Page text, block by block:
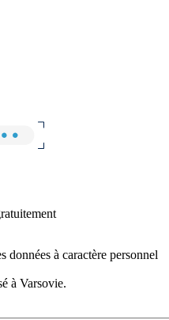
données à caractère personnel
à Varsovie.